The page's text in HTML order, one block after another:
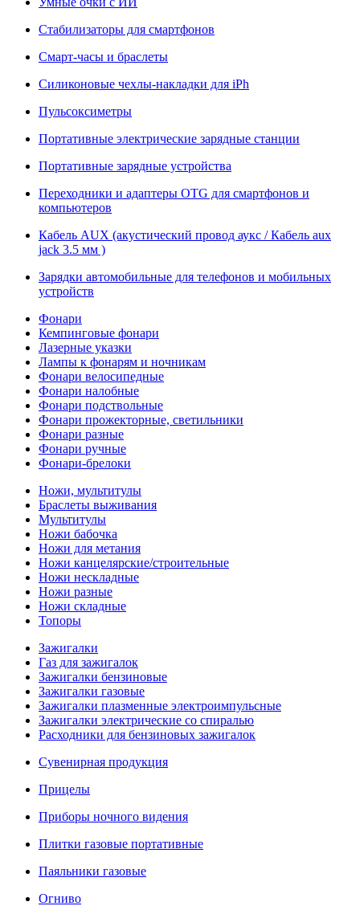
Стабилизаторы для смартфонов
Смарт-часы и браслеты
Силиконовые чехлы-накладки для iPh
Пульсоксиметры
Портативные электрические зарядные станции
Портативные зарядные устройства
Переходники и адаптеры OTG для смартфонов и
компьютеров
Кабель AUX (акустический провод аукс / Кабель aux
jack 3.5 мм )
Зарядки автомобильные для телефонов и мобильных
устройств
Фонари
Кемпинговые фонари
Лазерные указки
Лампы к фонарям и ночникам
Фонари велосипедные
Фонари налобные
Фонари подствольные
Фонари прожекторные, светильники
Фонари разные
Фонари ручные
Фонари-брелоки
Ножи, мультитулы
Браслеты выживания
Мультитулы
Ножи бабочка
Ножи для метания
Ножи канцелярские/строительные
Ножи нескладные
Ножи разные
Ножи складные
Топоры
Зажигалки
Газ для зажигалок
Зажигалки бензиновые
Зажигалки газовые
Зажигалки плазменные электроимпульсные
Зажигалки электрические со спиралью
Расходники для бензиновых зажигалок
Сувенирная продукция
Прицелы
Приборы ночного видения
Плитки газовые портативные
Паяльники газовые
Огниво